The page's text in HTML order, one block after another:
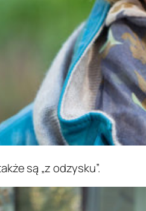
są „z odzysku”.